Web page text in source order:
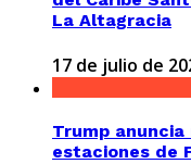
La Altagracia
17 de julio de
Trump anuncia
estaciones de